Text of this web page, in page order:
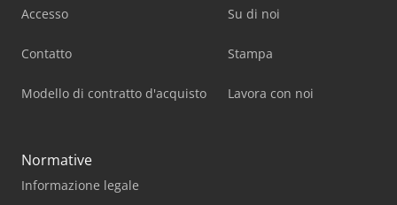
Accesso
Contatto
Modello di contratto d'acquisto
Su di noi
Stampa
Lavora con noi
Normative
Informazione legale